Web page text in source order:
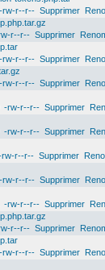
-rw-r--r-- Supprimer
r--r-- Supprimer
-rw-r--r-- Supprimer
-rw-r--r-- Supprimer
-rw-r--r-- Supprimer
-rw-r--r-- Supprimer
rw-r--r-- Supprimer
-rw-r--r-- Supprimer
-rw-r--r-- Supprimer
r--r-- Supprimer
-rw-r--r-- Supprimer